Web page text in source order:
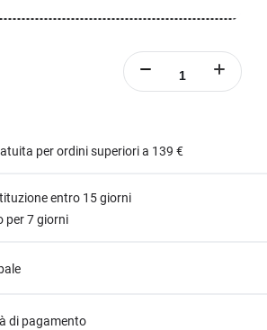
per ordini superiori a 139 €
entro 15 giorni
per 7 giorni
di pagamento